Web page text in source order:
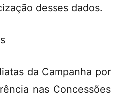
desses dados.
da Campanha por
nas Concessões